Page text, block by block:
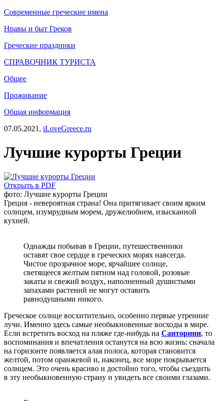
Современные греческие имена
Нравы и быт Греков
Греческие праздники
СПРАВОЧНИК ТУРИСТА
Общее
Проживание
Общая информация
07.05.2021, iLoveGreece.ru
Лучшие курорты Греции
Открыть в PDF
фото: Лучшие курорты Греции
Греция - невероятная страна! Она притягивает своим ярким
солнцем, изумрудным морем, дружелюбием, изысканной
кухней.
Однажды побывав в Греции, путешественники
оставят свое сердце в греческих морях навсегда.
Чистое прозрачное море, ярчайшее солнце,
светящееся желтым пятном над головой, розовые
закаты и свежий воздух, наполненный душистыми
запахами растений не могут оставить
равнодушными никого.
Греческое солнце восхитительно, особенно первые утренние
лучи. Именно здесь самые необыкновенные восходы в мире.
Если встретить восход на пляже где-нибудь на Санторини, то
воспоминания и впечатления останутся на всю жизнь: сначала
на горизонте появляется алая полоса, которая становится
желтой, потом оранжевой и, наконец, все море покрывается
солнцем. Это очень красиво и достойно того, чтобы съездить
в эту необыкновенную страну и увидеть все своими глазами.